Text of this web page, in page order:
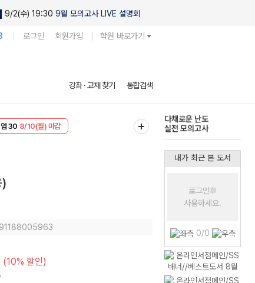
9/2(수) 19:30 9월 모의고사 LIVE 설명회
로그인 회원가입 학원 바로가기
강좌 · 교재 찾기 통합검색
8/10(월) 마감
다채로운 난도
실전 모의고사
)
(10% 할인)
내가 최근 본 도서
로그인후
사용하세요.
0/0